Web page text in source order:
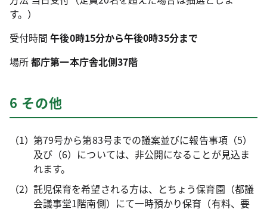
す。）
受付時間午後0時15分から午後0時35分まで
場所都庁第一本庁舎北側37階
6 その他
第79号から第83号までの議案並びに報告事項（5）
及び（6）については、非公開になることが見込ま
れます。
託児保育を希望される方は、とちょう保育園（都議
会議事堂1階南側）にて一時預かり保育（有料、要